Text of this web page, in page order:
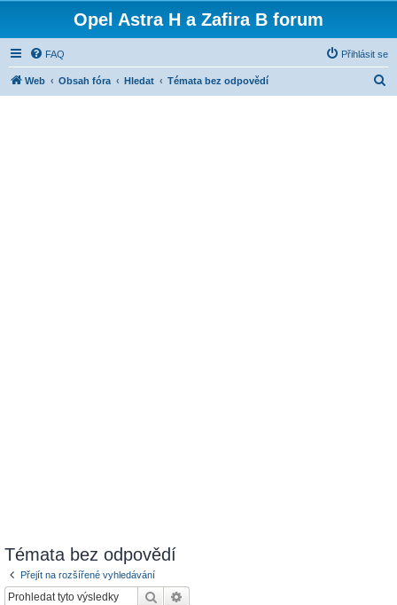
Opel Astra H a Zafira B forum
FAQ Přihlásit se
Web Obsah fóra Hledat Témata bez odpovědí
Témata bez odpovědí
Přejít na rozšířené vyhledávání
Hledat